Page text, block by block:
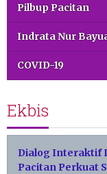
Pilbup Pacitan
Indrata Nur
COVID-19
Ekbis
Dialog Interaktif
Pacitan Perkuat